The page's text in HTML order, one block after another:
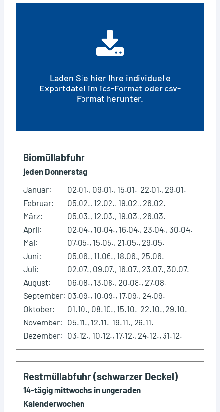
Laden Sie hier Ihre individuelle
Exportdatei im ics-Format oder csv-
Format herunter.
Biomüllabfuhr
jeden Donnerstag
Januar:
02.01., 09.01., 15.01., 22.01., 29.01.
Februar:
05.02., 12.02., 19.02., 26.02.
März:
05.03., 12.03., 19.03., 26.03.
April:
02.04., 10.04., 16.04., 23.04., 30.04.
Mai:
07.05., 15.05., 21.05., 29.05.
Juni:
05.06., 11.06., 18.06., 25.06.
Juli:
02.07., 09.07., 16.07., 23.07., 30.07.
August:
06.08., 13.08., 20.08., 27.08.
September: 03.09., 10.09., 17.09., 24.09.
Oktober:
01.10., 08.10., 15.10., 22.10., 29.10.
November: 05.11., 12.11., 19.11., 26.11.
Dezember: 03.12., 10.12., 17.12., 24.12., 31.12.
Restmüllabfuhr (schwarzer Deckel)
14-tägig mittwochs in ungeraden
Kalenderwochen